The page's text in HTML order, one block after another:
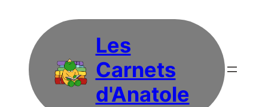
contenu
Les
Carnets
d'Anatole